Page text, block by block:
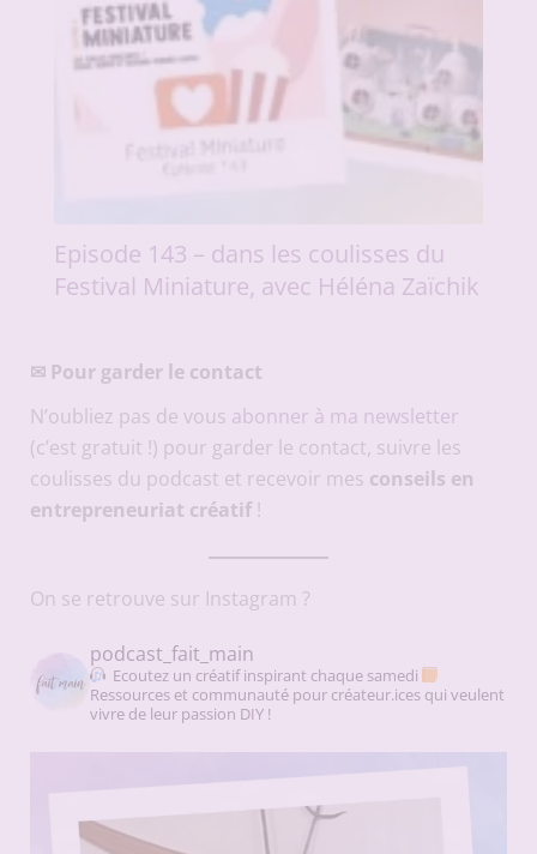
Episode 143 – dans les coulisses du
Festival Miniature, avec Héléna Zaïchik
✉ Pour garder le contact
N’oubliez pas de vous abonner à ma newsletter
(c’est gratuit !) pour garder le contact, suivre les
coulisses du podcast et recevoir mes conseils en
entrepreneuriat créatif!
On se retrouve sur Instagram ?
podcast_fait_main
Ecoutez un créatif inspirant chaque samedi
Ressources et communauté pour créateur.ices qui veulent
vivre de leur passion DIY !